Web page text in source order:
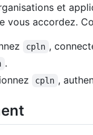
et
vous accordez.
cpln ,
.
cpln ,